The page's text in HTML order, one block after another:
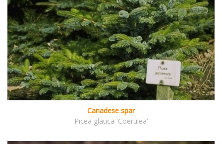
Canadese spar
Picea glauca 'Coerulea'